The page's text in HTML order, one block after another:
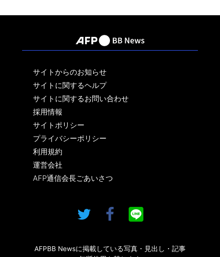
サイトからのお知らせ
サイトに関するヘルプ
サイトに関するお問い合わせ
採用情報
サイトポリシー
プライバシーポリシー
利用規約
運営会社
AFP通信会長ごあいさつ
AFPBB Newsに掲載している写真・見出し・記事